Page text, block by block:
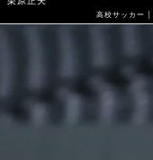
高校サッカー